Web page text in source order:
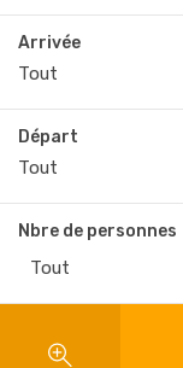
Arrivée
Départ
Nbre de personnes
Tout